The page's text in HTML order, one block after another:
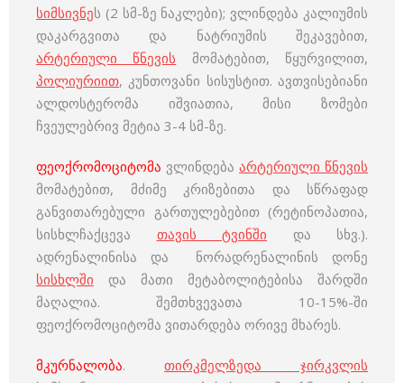
სიმსივნეს (2 სმ-ზე ნაკლები); ვლინდება კალიუმის
დაკარგვითა და ნატრიუმის შეკავებით,
არტერიული წნევის მომატებით, წყურვილით,
პოლიურიით, კუნთოვანი სისუსტით. ავთვისებიანი
ალდოსტერომა იშვიათია, მისი ზომები
ჩვეულებრივ მეტია 3-4 სმ-ზე.
ფეოქრომოციტომა ვლინდება არტერიული წნევის
მომატებით, მძიმე კრიზებითა და სწრაფად
განვითარებული გართულებებით (რეტინოპათია,
სისხლჩაქცევა თავის ტვინში და სხვ.).
ადრენალინისა და ნორადრენალინის დონე
სისხლში და მათი მეტაბოლიტებისა შარდში
მაღალია. შემთხვევათა 10-15%-ში
ფეოქრომოციტომა ვითარდება ორივე მხარეს.
მკურნალობა. თირკმელზედა ჯირკვლის